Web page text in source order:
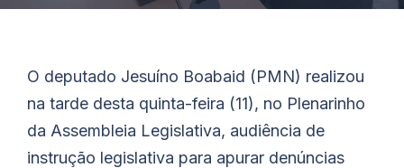
O deputado Jesuíno Boabaid (PMN) realizou
na tarde desta quinta-feira (11), no Plenarinho
da Assembleia Legislativa, audiência de
instrução legislativa para apurar denúncias